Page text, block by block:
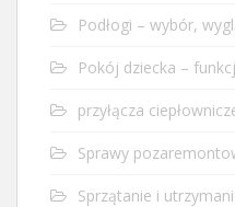
Podłogi – wybór,
Pokój dziecka –
przyłącza
Sprawy
Sprzątanie i